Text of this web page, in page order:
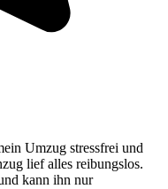
Umzug stressfrei und
lief alles reibungslos.
kann ihn nur